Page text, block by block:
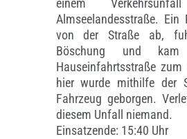
einem
Almseelandesstraße. Ein
von der Straße ab,
Böschung und
Hauseinfahrtsstraße zum
hier wurde mithilfe der
Fahrzeug geborgen.
diesem Unfall niemand.
Einsatzende: 15:40 Uhr